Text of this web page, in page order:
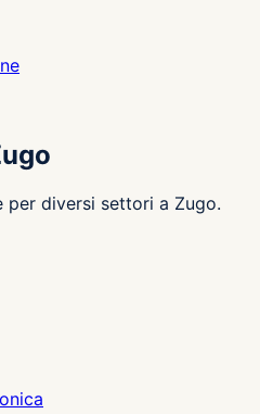
per diversi settori a Zugo.